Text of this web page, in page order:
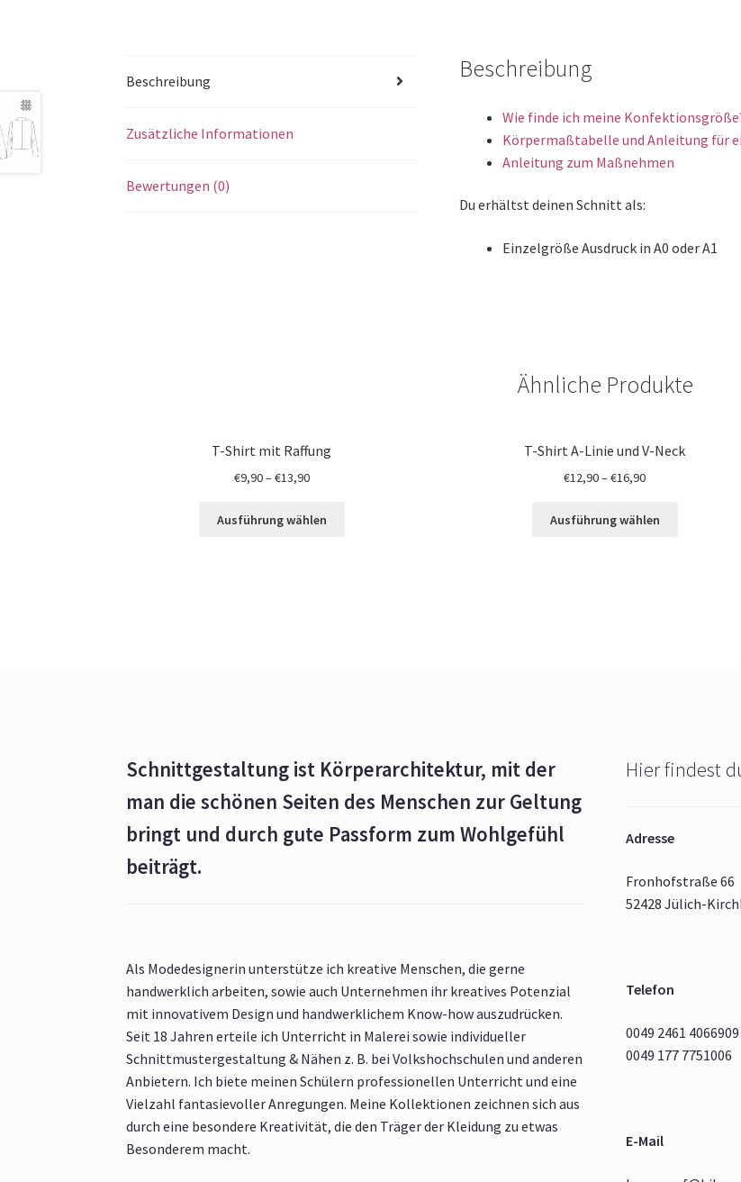
Beschreibung
Zusätzliche Informationen
Bewertungen (0)
Beschreibung
Wie finde ich meine
Körpermaßtabelle und Anleitung für
Anleitung zum Maßnehmen
Du erhältst deinen Schnitt als:
Einzelgröße Ausdruck in A0 oder A1
Ähnliche Produkte
T-Shirt mit Raffung
€9,90–€13,90
Ausführung wählen
T-Shirt A-Linie und V-Neck
€12,90–€16,90
Ausführung wählen
Schnittgestaltung ist Körperarchitektur, mit der
man die schönen Seiten des Menschen zur Geltung
bringt und durch gute Passform zum Wohlgefühl
beiträgt.
Als Modedesignerin unterstütze ich kreative Menschen, die gerne
handwerklich arbeiten, sowie auch Unternehmen ihr kreatives Potenzial
mit innovativem Design und handwerklichem Know-how auszudrücken.
Seit 18 Jahren erteile ich Unterricht in Malerei sowie individueller
Schnittmustergestaltung & Nähen z. B. bei Volkshochschulen und anderen
Anbietern. Ich biete meinen Schülern professionellen Unterricht und eine
Vielzahl fantasievoller Anregungen. Meine Kollektionen zeichnen sich aus
durch eine besondere Kreativität, die den Träger der Kleidung zu etwas
Besonderem macht.
Hier findest
Adresse
Fronhofstraße 66
52428 Jülich-
Telefon
0049 2461 4066909
0049 177 7751006
E-Mail